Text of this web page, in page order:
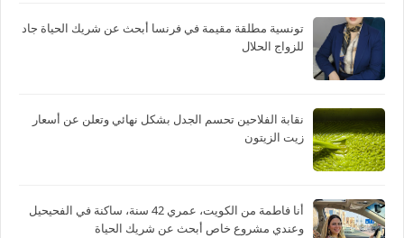
تونسية مطلقة مقيمة في فرنسا أبحث عن شريك الحياة جاد
للزواج الحلال
نقابة الفلاحين تحسم الجدل بشكل نهائي وتعلن عن أسعار
زيت الزيتون
أنا فاطمة من الكويت، عمري 42 سنة، ساكنة في الفحيحيل
وعندي مشروع خاص أبحث عن شريك الحياة